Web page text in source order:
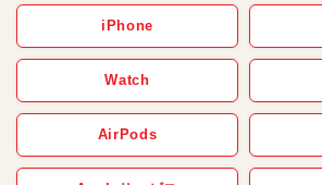
iPhone
Watch
AirPods